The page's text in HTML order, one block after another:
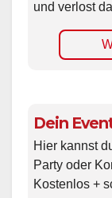
und verlost
Dein
Hier kannst
Party oder
Kostenlos +